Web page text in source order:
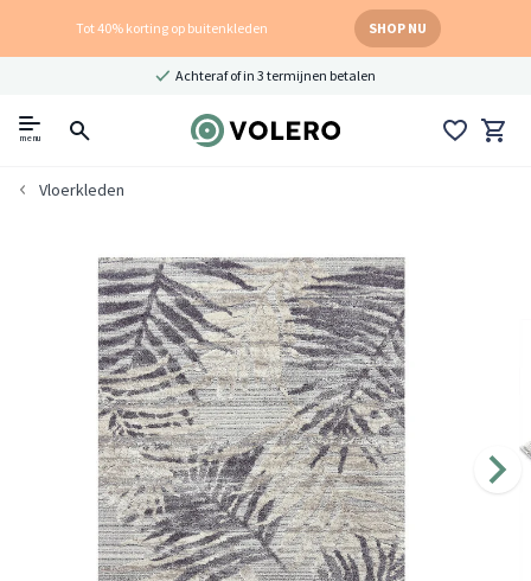
Tot 40% korting op buitenkleden SHOP NU
Achteraf of in 3 termijnen betalen
menu
Vloerkleden